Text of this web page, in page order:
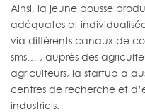
Ainsi, la jeune pousse
adéquates et
via différents canaux de
sms… , auprès des
agriculteurs, la startup a
centres de recherche et
industriels.